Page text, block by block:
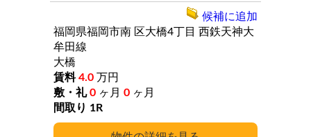
福岡県福岡市南 区大橋4丁目 西鉄天神大
牟田線
大橋
4.0 万円
0 ヶ月 0 ヶ月
1R
候補に追加